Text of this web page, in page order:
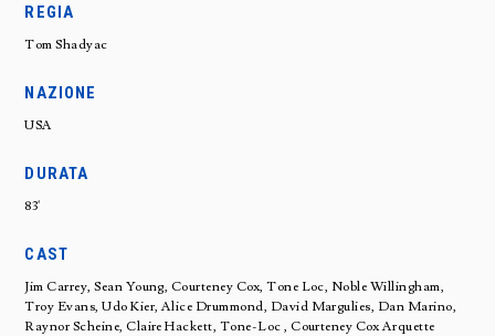
REGIA
Tom Shadyac
NAZIONE
USA
DURATA
83'
CAST
Jim Carrey, Sean Young, Courteney Cox, Tone Loc, Noble Willingham,
Troy Evans, Udo Kier, Alice Drummond, David Margulies, Dan Marino,
Raynor Scheine, Claire Hackett, Tone-Loc , Courteney Cox Arquette